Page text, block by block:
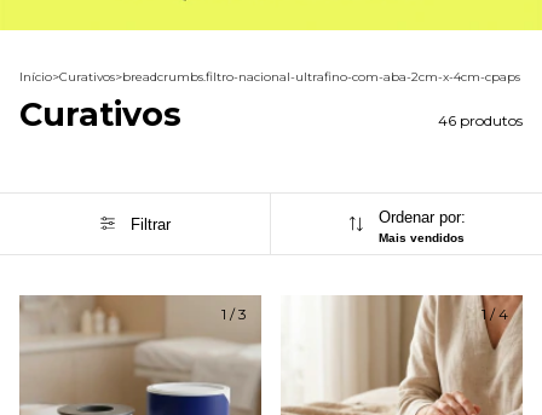
Início>Curativos>breadcrumbs.filtro-nacional-ultrafino-com-aba-2cm-x-4cm-cpaps
Curativos 46 produtos
Filtrar Ordenar por:
Mais vendidos
1 /3 1/4